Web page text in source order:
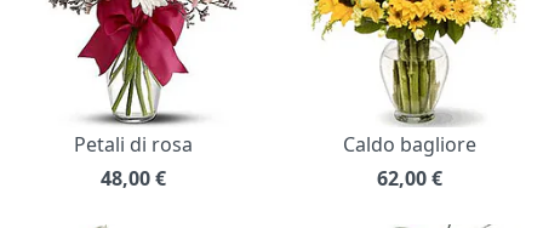
Petali di rosa
48,00€
Caldo bagliore
62,00€